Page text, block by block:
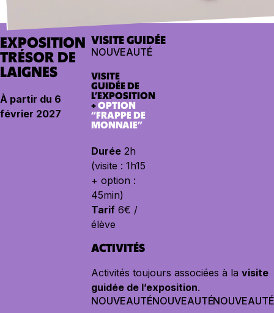
EXPOSITION
TRÉSOR DE
LAIGNES
À partir du 6
février 2027
VISITE GUIDÉE
NOUVEAUTÉ
VISITE
GUIDÉE DE
L’EXPOSITION
+OPTION
“FRAPPE DE
MONNAIE”
Durée 2h
(visite : 1h15
+ option :
45min)
Tarif 6€ /
élève
ACTIVITÉS
Activités toujours associées à lavisite
guidée de l’exposition.
NOUVEAUTÉNOUVEAUTÉ